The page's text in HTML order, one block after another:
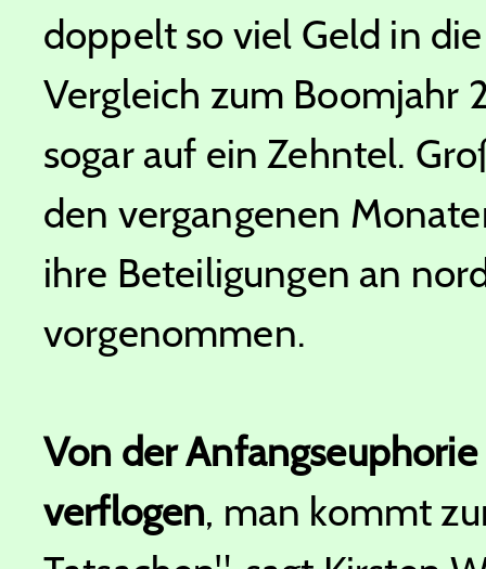
doppelt so viel Geld in
Vergleich zum Boomjahr
sogar auf ein Zehntel.
den vergangenen
ihre Beteiligungen an
vorgenommen.
Von der
verflogen, man kommt